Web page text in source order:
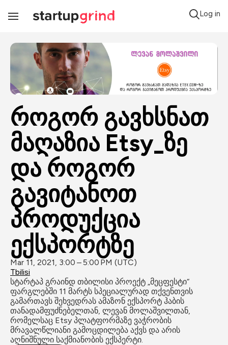
Toggle
Log in
როგორ გავხსნათ
მაღაზია Etsy_ზე
და როგორ
გავიტანოთ
პროდუქცია
ექსპორტზე
Mar 11, 2021, 3:00 – 5:00 PM (UTC)
Tbilisi
სტარტაპ გრაინდ თბილისი პროექტ „მეცფესტი“
ფარგლებში 11 მარტს სპეციალურად თქვენთვის
გამართავს შეხვედრას ამაზონ ექსპორტ ჰაბის
თანადამფუძნებელთან, ლევან მოლაშვილთან,
რომელსაც Etsy პლატფორმაზე ვაჭრობის
მრავალწლიანი გამოცდილება აქვს და არის
აღნიშნული საქმიანობის ექსპერტი.